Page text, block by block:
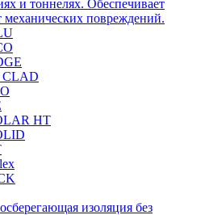
и тоннелях. Обеспечивает
механических повреждений.
CLAD
HT
изоляция без